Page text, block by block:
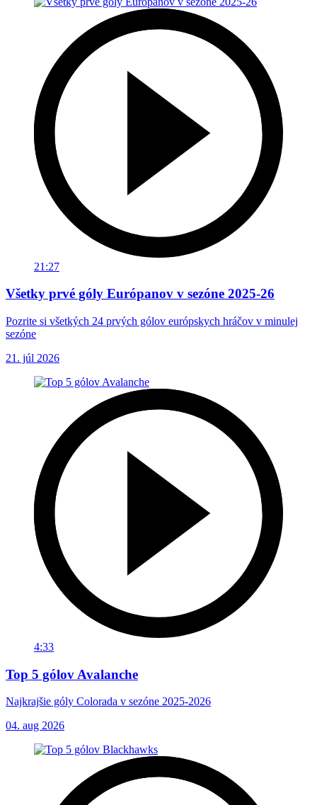
21:27
Všetky prvé góly Európanov v sezóne 2025-26
Pozrite si všetkých 24 prvých gólov európskych hráčov v minulej
sezóne
21. júl 2026
4:33
Top 5 gólov Avalanche
Najkrajšie góly Colorada v sezóne 2025-2026
04. aug 2026